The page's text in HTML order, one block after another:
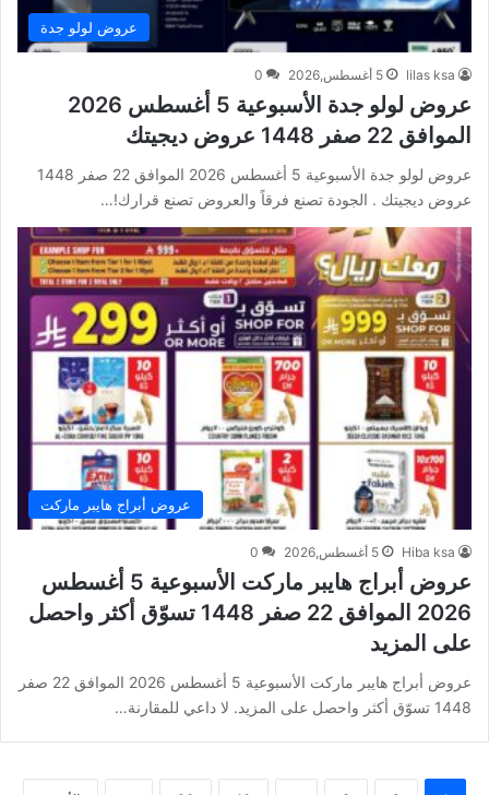
عروض لولو جدة
lilas ksa 5 أغسطس,2026 0
عروض لولو جدة الأسبوعية 5 أغسطس 2026
الموافق 22 صفر 1448 عروض ديجيتك
عروض لولو جدة الأسبوعية 5 أغسطس 2026 الموافق 22 صفر 1448
عروض ديجيتك . الجودة تصنع فرقاً والعروض تصنع قرارك!…
عروض أبراج هايبر ماركت
Hiba ksa 5 أغسطس,2026 0
عروض أبراج هايبر ماركت الأسبوعية 5 أغسطس
2026 الموافق 22 صفر 1448 تسوّق أكثر واحصل
على المزيد
عروض أبراج هايبر ماركت الأسبوعية 5 أغسطس 2026 الموافق 22 صفر
1448 تسوّق أكثر واحصل على المزيد. لا داعي للمقارنة…